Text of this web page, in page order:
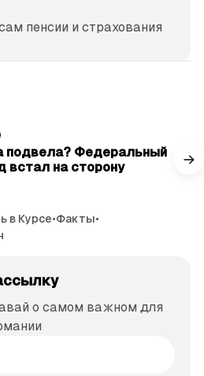
пенсии и страхования
подвела? Федеральный
встал на сторону
в Курсе•Факты•
о самом важном для